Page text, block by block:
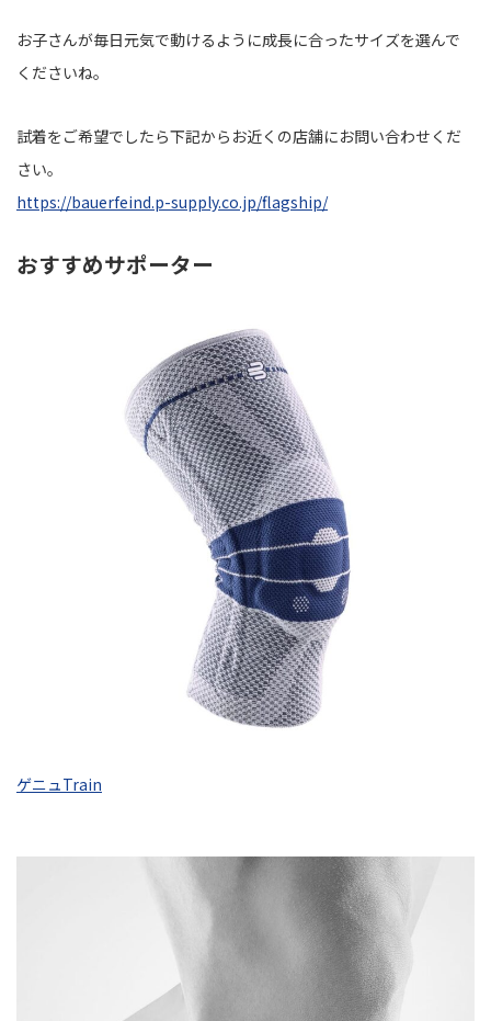
お子さんが毎日元気で動けるように成長に合ったサイズを選んで
くださいね。
試着をご希望でしたら下記からお近くの店舗にお問い合わせくだ
さい。
https://bauerfeind.p-supply.co.jp/flagship/
おすすめサポーター
ゲニュTrain